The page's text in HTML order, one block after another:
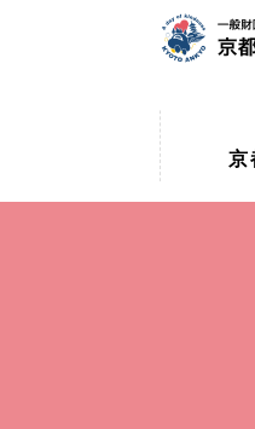
京
京都